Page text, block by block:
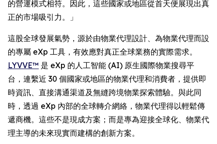
的營運模式相符。因此，這些國家或地區從首天便展現出真
正的市場吸引力。」
這股全球發展氣勢，源於由物業代理設計、為物業代理而設
的專屬 eXp 工具，有效應對真正全球業務的實際需求。
LYVVE™ 是 eXp 的人工智能 (AI) 原生國際物業搜尋平
台，連繫近 30 個國家或地區的物業代理和消費者，提供即
時資訊、直接溝通渠道及無縫跨境物業探索體驗。與此同
時，透過 eXp 內部的全球轉介網絡，物業代理得以輕鬆傳
遞商機。這些不是現成方案；而是專為迎接全球化、物業代
理主導的未來現實而建構的創新方案。